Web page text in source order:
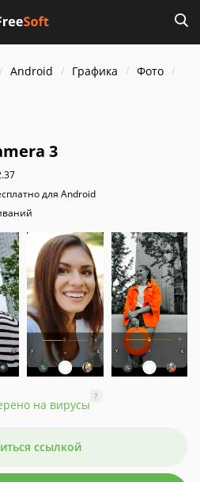
Android Графика
Фото
3
для Android
на вирусы
?
ссылкой